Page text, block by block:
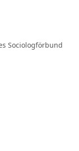
Sociologförbund